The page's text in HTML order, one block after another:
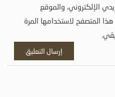
الإلكتروني، والموقع
المتصفح لاستخدامها المرة